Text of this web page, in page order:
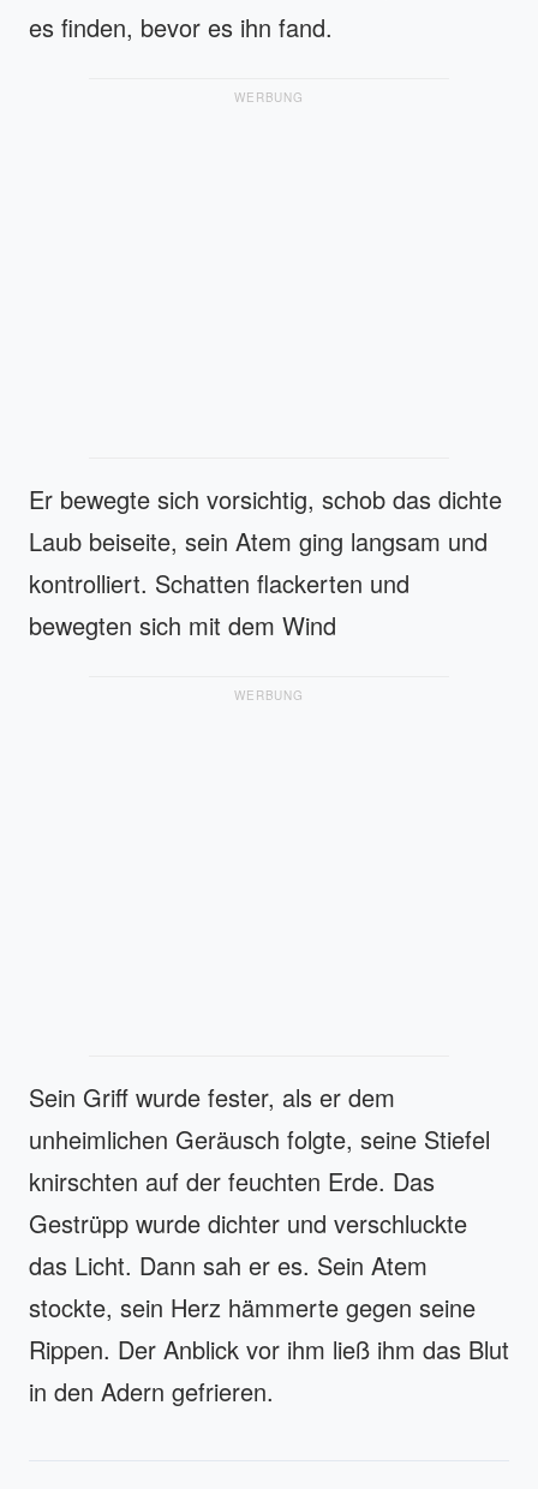
es finden, bevor es ihn fand.
WERBUNG
Er bewegte sich vorsichtig, schob das dichte
Laub beiseite, sein Atem ging langsam und
kontrolliert. Schatten flackerten und
bewegten sich mit dem Wind
WERBUNG
Sein Griff wurde fester, als er dem
unheimlichen Geräusch folgte, seine Stiefel
knirschten auf der feuchten Erde. Das
Gestrüpp wurde dichter und verschluckte
das Licht. Dann sah er es. Sein Atem
stockte, sein Herz hämmerte gegen seine
Rippen. Der Anblick vor ihm ließ ihm das Blut
in den Adern gefrieren.